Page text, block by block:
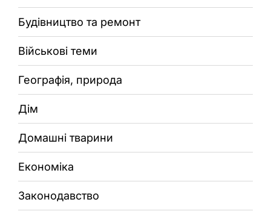
Будівництво та ремонт
Військові теми
Географія, природа
Дім
Домашні тварини
Економіка
Законодавство